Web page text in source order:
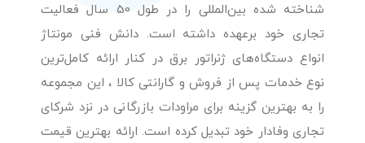
شناخته شده بین‌المللی را در طول 50 سال فعالیت
تجاری خود برعهده داشته است. دانش فنی مونتاژ
انواع دستگاه‌های ژنراتور برق در کنار ارائه کامل‌ترین
نوع خدمات پس از فروش و گارانتی کالا ، این مجموعه
را به بهترین گزینه برای مراودات بازرگانی در نزد شرکای
تجاری وفادار خود تبدیل کرده است. ارائه بهترین قیمت